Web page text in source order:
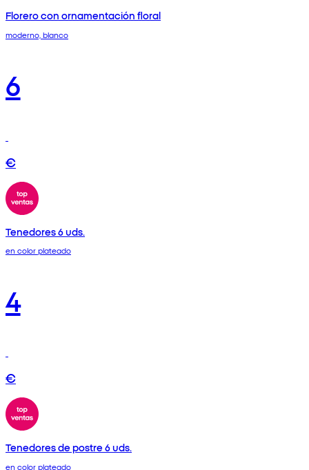
Florero con ornamentación floral
moderno, blanco
6
€
Tenedores 6 uds.
en color plateado
4
€
Tenedores de postre 6 uds.
en color plateado